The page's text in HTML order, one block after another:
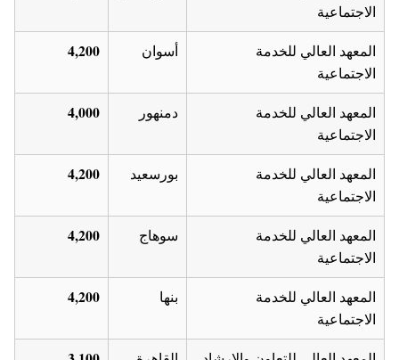
الاجتماعية
المعهد العالي للخدمة
الاجتماعية
أسوان 4,200
المعهد العالي للخدمة
الاجتماعية
دمنهور 4,000
المعهد العالي للخدمة
الاجتماعية
بورسعيد 4,200
المعهد العالي للخدمة
الاجتماعية
سوهاج 4,200
المعهد العالي للخدمة
الاجتماعية
بنها 4,200